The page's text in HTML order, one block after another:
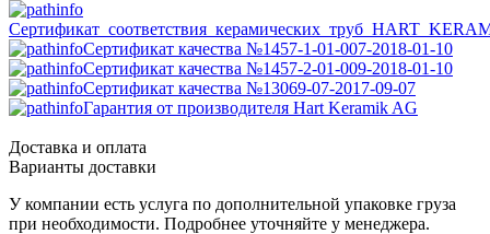
Сертификат качества №1457-1-01-007-2018-01-10
Сертификат качества №1457-2-01-009-2018-01-10
Сертификат качества №13069-07-2017-09-07
Гарантия от производителя Hart Keramik AG
Доставка и оплата
Варианты доставки
У компании есть услуга по дополнительной упаковке груза
при необходимости. Подробнее уточняйте у менеджера.